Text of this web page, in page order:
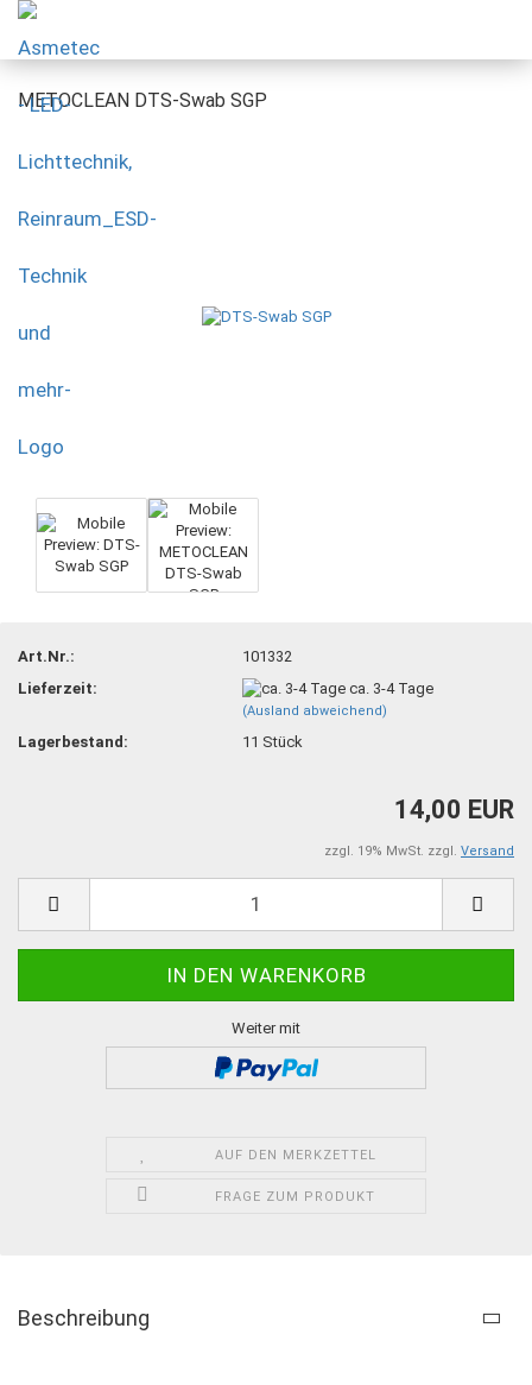
METOCLEAN DTS-Swab SGP
Art.Nr.:
101332
Lieferzeit:
ca. 3-4 Tage
(Ausland abweichend)
Lagerbestand: 11 Stück
14,00 EUR
zzgl. 19% MwSt. zzgl. Versand
Weiter mit
AUF DEN MERKZETTEL
FRAGE ZUM PRODUKT
Beschreibung